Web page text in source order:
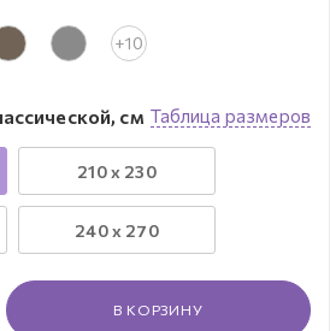
+10
Таблица размеров
см
210 x 230
240 x 270
В КОРЗИНУ